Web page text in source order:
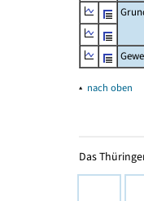
▴ nach oben
Das